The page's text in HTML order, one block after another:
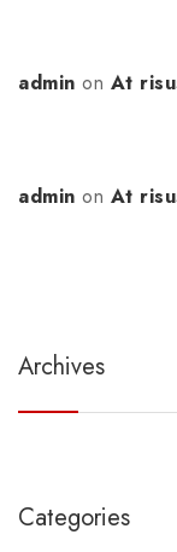
admin on At
admin on At
Archives
Categories